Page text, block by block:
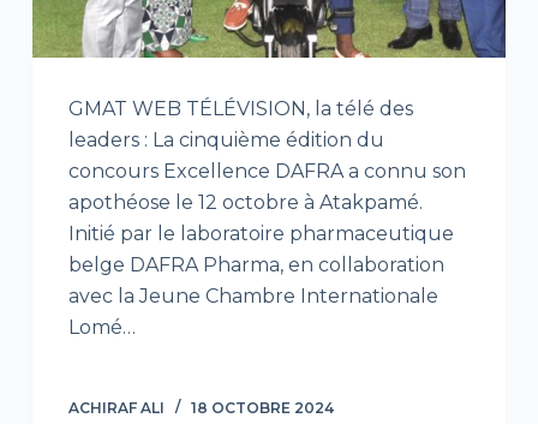
GMAT WEB TÉLÉVISION, la télé des
leaders : La cinquième édition du
concours Excellence DAFRA a connu son
apothéose le 12 octobre à Atakpamé.
Initié par le laboratoire pharmaceutique
belge DAFRA Pharma, en collaboration
avec la Jeune Chambre Internationale
Lomé…
ACHIRAF ALI 18 OCTOBRE 2024